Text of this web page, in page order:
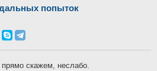
попыток
скажем, неслабо.